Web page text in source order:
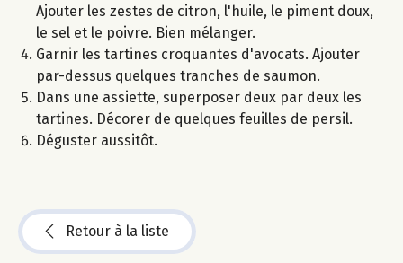
Ajouter les zestes de citron, l'huile, le piment doux,
le sel et le poivre. Bien mélanger.
Garnir les tartines croquantes d'avocats. Ajouter
par-dessus quelques tranches de saumon.
Dans une assiette, superposer deux par deux les
tartines. Décorer de quelques feuilles de persil.
Déguster aussitôt.
Retour à la liste